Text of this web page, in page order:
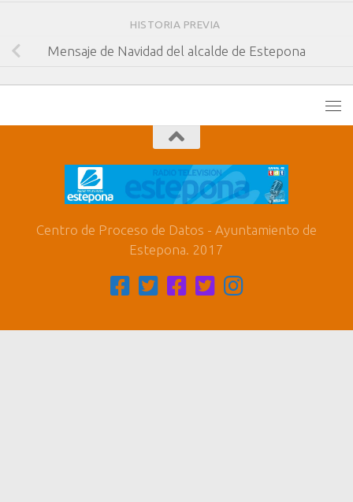
HISTORIA PREVIA
Mensaje de Navidad del alcalde de Estepona
Centro de Proceso de Datos - Ayuntamiento de
Estepona. 2017